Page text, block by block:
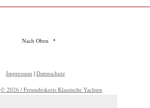
Nach Oben
Impressum | Datenschutz
© 2026 / Freundeskreis Klassische Yachten